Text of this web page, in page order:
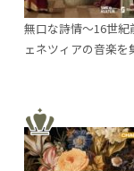
無口な詩情～16世紀
ェネツィアの音楽を